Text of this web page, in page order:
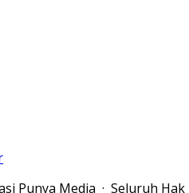
Punya Media · Seluruh Hak